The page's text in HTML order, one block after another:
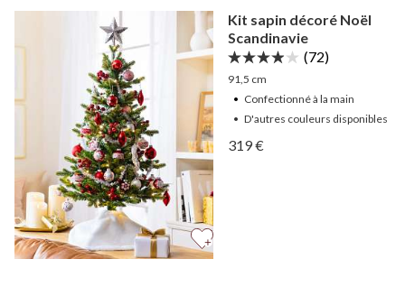
Kit sapin décoré Noël
Scandinavie
(72)
91,5 cm
Confectionné à la main
• D'autres couleurs disponibles
Afficher Kit sapin décoré
Afficher Kit sapin décoré
319 €